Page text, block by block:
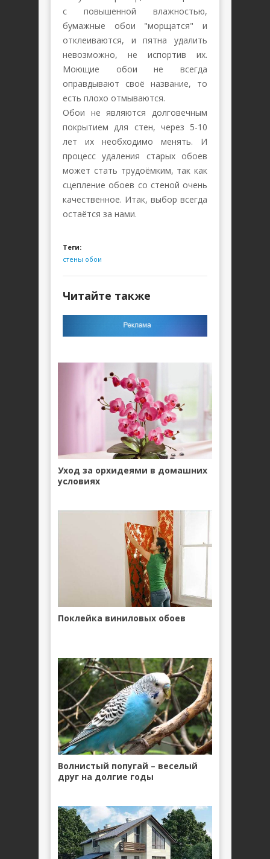
с повышенной влажностью,
бумажные обои "морщатся" и
отклеиваются, и пятна удалить
невозможно, не испортив их.
Моющие обои не всегда
оправдывают своё название, то
есть плохо отмываются.
Обои не являются долговечным
покрытием для стен, через 5-10
лет их необходимо менять. И
процесс удаления старых обоев
может стать трудоёмким, так как
сцепление обоев со стеной очень
качественное. Итак, выбор всегда
остаётся за нами.
Теги:
стены обои
Читайте также
Уход за орхидеями в домашних
условиях
Поклейка виниловых обоев
Волнистый попугай – веселый
друг на долгие годы